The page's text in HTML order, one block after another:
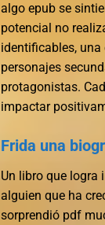
algo epub se
potencial no
identificables,
personajes
protagonistas.
impactar
Frida una
Un libro que logra
alguien que ha
sorprendió pdf